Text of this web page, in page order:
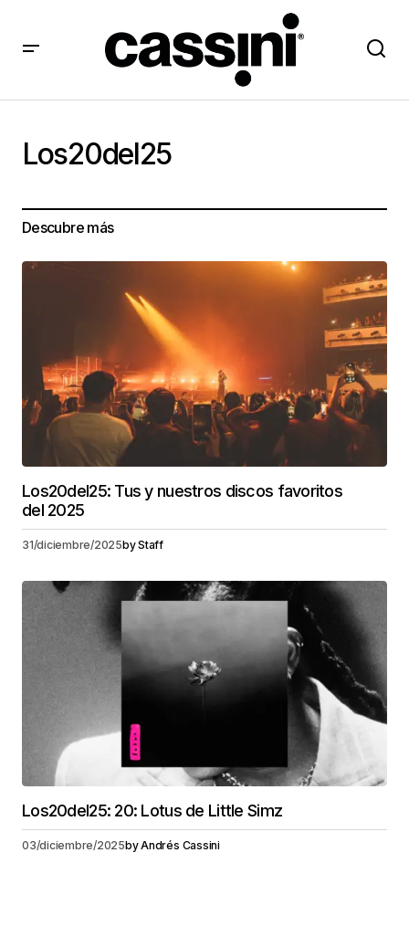
Los20del25
Descubre más
Los20del25: Tus y nuestros discos favoritos
del 2025
31/diciembre/2025byStaff
Los20del25: 20: Lotus de Little Simz
03/diciembre/2025byAndrés Cassini